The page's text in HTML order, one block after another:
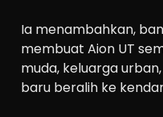
Ia menambahkan,
membuat Aion UT
muda, keluarga
baru beralih ke